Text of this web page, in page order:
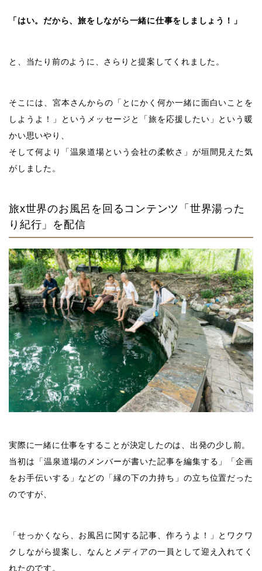
「はい。だから、旅をしながら一緒に仕事をしましょう！」
と、当たり前のように、さらりと提案してくれました。
そこには、宮本さんからの「とにかく何か一緒に面白いことを
しようよ！」というメッセージと「旅を応援したい」という暖
かい思いやり、
そして何より「温泉道場という会社の柔軟さ」が垣間見えた気
がしました。
旅x世界のお風呂を回るコンテンツ「世界湯った
り紀行」を配信
実際に一緒に仕事をすることが決定したのは、出発の少し前。
当初は「温泉道場のメンバーが書いた記事を編集する」「企画
をお手伝いする」などの「縁の下の力持ち」の立ち位置だった
のですが、
「せっかくなら、お風呂に関する記事、作ろうよ！」とワクワ
クしながら提案し、なんとメディアの一員として迎え入れてく
れたのです。